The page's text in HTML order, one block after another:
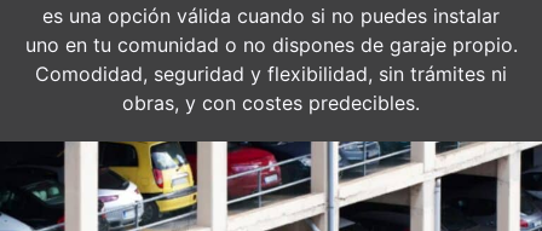
es una opción válida cuando si no puedes instalar
uno en tu comunidad o no dispones de garaje propio.
Comodidad, seguridad y flexibilidad, sin trámites ni
obras, y con costes predecibles.